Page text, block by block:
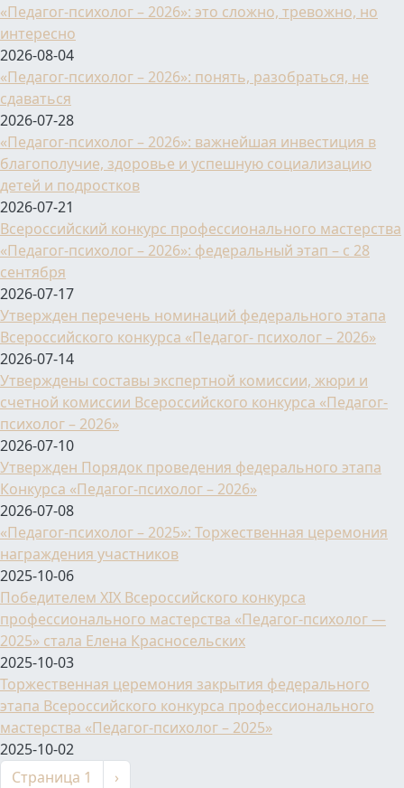
«Педагог-психолог – 2026»: это сложно, тревожно, но
интересно
2026-08-04
«Педагог-психолог – 2026»: понять, разобраться, не
сдаваться
2026-07-28
«Педагог-психолог – 2026»: важнейшая инвестиция в
благополучие, здоровье и успешную социализацию
детей и подростков
2026-07-21
Всероссийский конкурс профессионального мастерства
«Педагог-психолог – 2026»: федеральный этап – с 28
сентября
2026-07-17
Утвержден перечень номинаций федерального этапа
Всероссийского конкурса «Педагог- психолог – 2026»
2026-07-14
Утверждены составы экспертной комиссии, жюри и
счетной комиссии Всероссийского конкурса «Педагог-
психолог – 2026»
2026-07-10
Утвержден Порядок проведения федерального этапа
Конкурса «Педагог-психолог – 2026»
2026-07-08
«Педагог-психолог – 2025»: Торжественная церемония
награждения участников
2025-10-06
Победителем XIX Всероссийского конкурса
профессионального мастерства «Педагог-психолог —
2025» стала Елена Красносельских
2025-10-03
Торжественная церемония закрытия федерального
этапа Всероссийского конкурса профессионального
мастерства «Педагог-психолог – 2025»
2025-10-02
Нумерация страниц
Страница 1 Следующая страница
›